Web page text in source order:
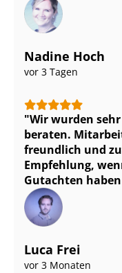
Nadine Hoch
vor 3 Tagen
Wir wurden
beraten.
freundlich und
Empfehlung,
Gutachten
Luca Frei
vor 3 Monaten